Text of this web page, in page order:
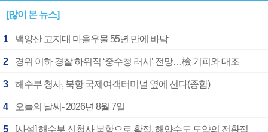
[많이 본 뉴스]
1 백양산 고지대 마을우물 55년 만에 바닥
2 경위 이하 경찰 하위직 ‘중수청 러시’ 전망…檢 기피와 대조
3 해수부 청사, 북항 국제여객터미널 옆에 선다(종합)
4 오늘의 날씨- 2026년 8월 7일
5 [사설] 해수부 신청사 북항으로 확정, 해양수도 도약의 전환점